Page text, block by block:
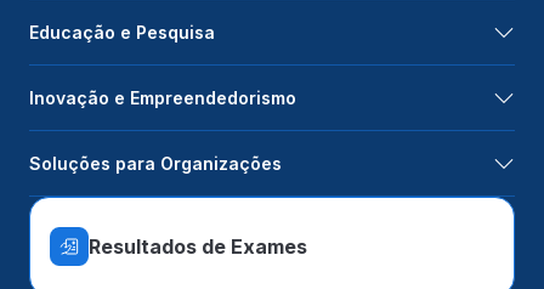
Educação e Pesquisa
Inovação e Empreendedorismo
Soluções para Organizações
Resultados de Exames